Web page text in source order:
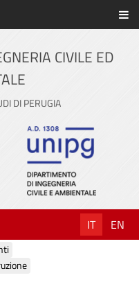
Ateneo
CIVILE ED
DI PERUGIA
IT EN